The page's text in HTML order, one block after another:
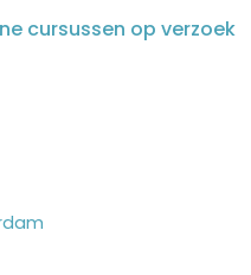
cursussen op verzoek